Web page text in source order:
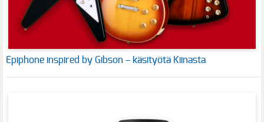
Epiphone inspired by Gibson – käsityötä Kiinasta